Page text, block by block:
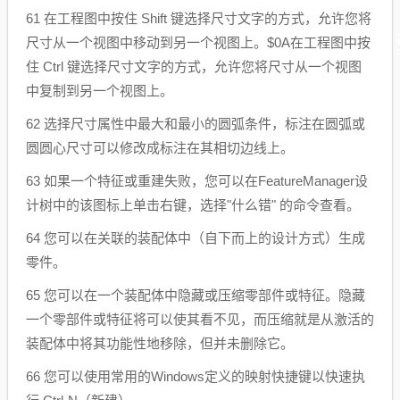
61 在工程图中按住 Shift 键选择尺寸文字的方式，允许您将
尺寸从一个视图中移动到另一个视图上。$0A在工程图中按
住 Ctrl 键选择尺寸文字的方式，允许您将尺寸从一个视图
中复制到另一个视图上。
62 选择尺寸属性中最大和最小的圆弧条件，标注在圆弧或
圆圆心尺寸可以修改成标注在其相切边线上。
63 如果一个特征或重建失败，您可以在FeatureManager设
计树中的该图标上单击右键，选择"什么错" 的命令查看。
64 您可以在关联的装配体中（自下而上的设计方式）生成
零件。
65 您可以在一个装配体中隐藏或压缩零部件或特征。隐藏
一个零部件或特征将可以使其看不见，而压缩就是从激活的
装配体中将其功能性地移除，但并未删除它。
66 您可以使用常用的Windows定义的映射快捷键以快速执